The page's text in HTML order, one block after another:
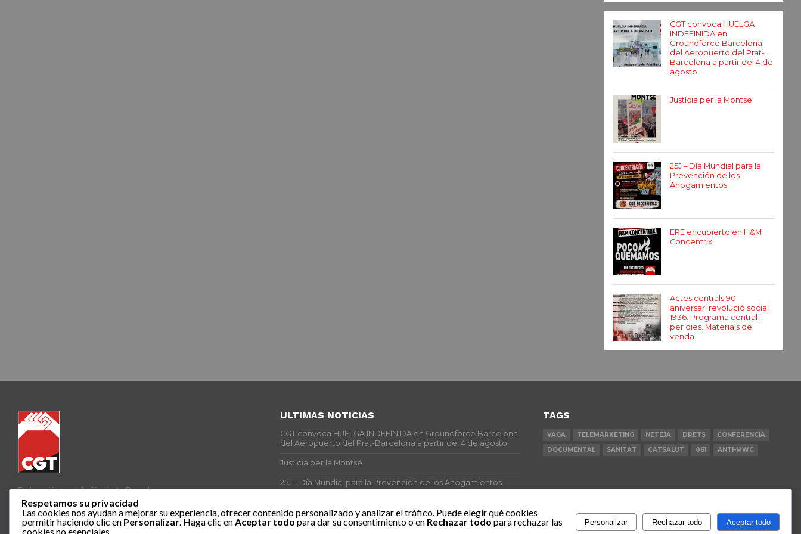
CGT convoca HUELGA
INDEFINIDA en
Groundforce Barcelona
del Aeropuerto del Prat-
Barcelona a partir del 4 de
agosto
Justícia per la Montse
25J – Día Mundial para la
Prevención de los
Ahogamientos
ERE encubierto en H&M
Concentrix
Actes centrals 90
aniversari revolució social
1936. Programa central i
per dies. Materials de
venda.
Federació Local de Sindicats Barcelona
ULTIMAS NOTICIAS
CGT convoca HUELGA INDEFINIDA en Groundforce Barcelona
del Aeropuerto del Prat-Barcelona a partir del 4 de agosto
Justícia per la Montse
25J – Día Mundial para la Prevención de los Ahogamientos
Actes centrals 90 aniversari revolució social 1936. Programa
TAGS
VAGA TELEMARKETING NETEJA DRETS
CONFERENCIA
DOCUMENTAL
SANITAT CATSALUT 061 ANTI-MWC
Respetamos su privacidad
Las cookies nos ayudan a mejorar su experiencia, ofrecer contenido personalizado y analizar el tráfico. Puede elegir qué cookies
permitir haciendo clic en Personalizar. Haga clic enAceptar todopara dar su consentimiento o en Rechazar todopara rechazar las
cookies no esenciales.
Personalizar Rechazar todo Aceptar todo